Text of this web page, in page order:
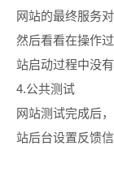
网站的最终服务
然后看看在操作
站启动过程中没
4.公共测试
网站测试完成后
站后台设置反馈